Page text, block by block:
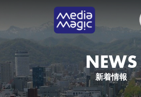
NEWS
新着情報